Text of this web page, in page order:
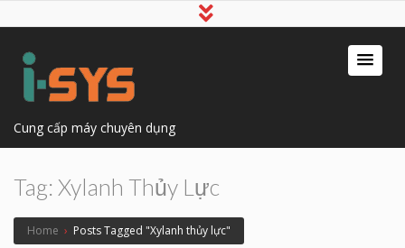
Cung cấp máy chuyên dụng
Tag: Xylanh Thủy Lực
Home › Posts Tagged "Xylanh thủy lực"